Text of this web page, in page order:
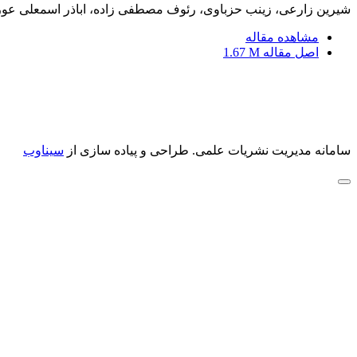
شیرین زارعی، زینب حزباوی، رئوف مصطفی زاده، اباذر اسمعلی
مشاهده مقاله
اصل مقاله 1.67 M
سامانه مدیریت نشریات علمی. طراحی و پیاده سازی از سیناوب